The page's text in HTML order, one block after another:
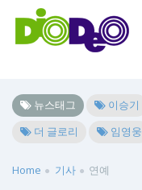
뉴스태그 이승기
더 글로리
임영웅
Home 기사 연예